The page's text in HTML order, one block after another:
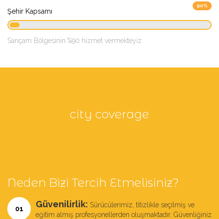
Şehir Kapsamı
90%
Sarıçam Bölgesinin %90 hizmet vermekteyiz
city coverage
Neden Bizi Tercih Etmelisiniz?
01 Güvenilirlik: Sürücülerimiz, titizlikle seçilmiş ve
eğitim almış profesyonellerden oluşmaktadır. Güvenliğiniz